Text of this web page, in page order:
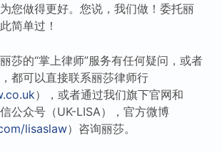
您做得更好。您说，我们做！委托丽
简单过！
莎的“掌上律师”服务有任何疑问，或者
都可以直接联系丽莎律师行
），或者通过我们旗下官网和
公众号（UK-LISA），官方微博
lisaslaw）咨询丽莎。